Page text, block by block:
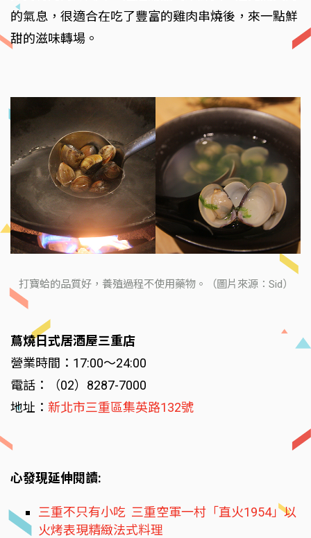
的氣息，很適合在吃了豐富的雞肉串燒後，來一點鮮
甜的滋味轉場。
打寶蛤的品質好，養殖過程不使用藥物。（圖片來源：Sid）
蔦燒日式居酒屋三重店
營業時間：17:00～24:00
電話：（02）8287-7000
地址： 新北市三重區集英路132號
心發現延伸閱讀:
三重不只有小吃 三重空軍一村「直火1954」以
火烤表現精緻法式料理